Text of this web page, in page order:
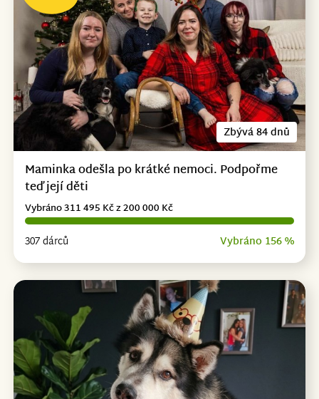
Zbývá 84 dnů
Maminka odešla po krátké nemoci. Podpořme
teď její děti
307 dárců Vybráno 156 %
Vybráno 311 495 Kč z 200 000 Kč